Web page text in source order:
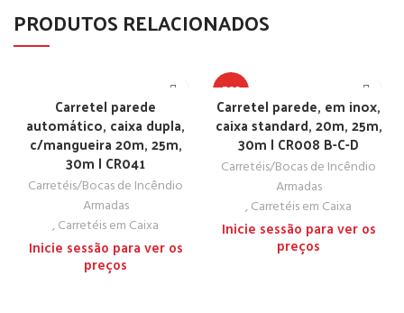
PRODUTOS RELACIONADOS
Carretel parede
automático, caixa dupla,
c/mangueira 20m, 25m,
30m | CR041
Carretéis/Bocas de Incêndio
Armadas
,Carretéis em Caixa
Inicie sessão para ver os
preços
TOP
Carretel parede, em inox,
caixa standard, 20m, 25m,
30m | CR008 B-C-D
Carretéis/Bocas de Incêndio
Armadas
,Carretéis em Caixa
Inicie sessão para ver os
preços